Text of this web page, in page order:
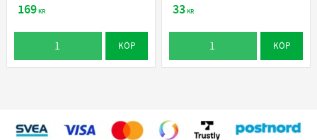
169KR
KÖP
33KR
KÖP